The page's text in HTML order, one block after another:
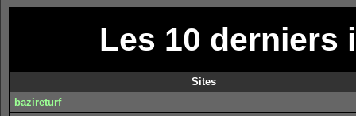
Les 10
Sites
bazireturf